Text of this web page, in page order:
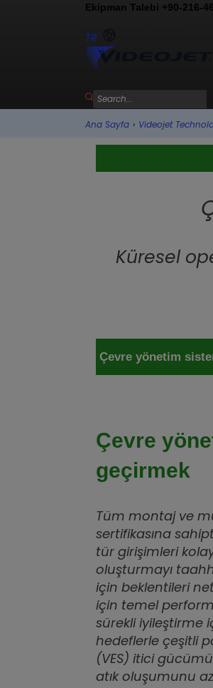
Ekipman Talebi +90-216-
TR
Ana Sayfa › Videojet
Küresel
Çevre yönetim
Çevre
geçirmek
Tüm montaj ve
sertifikasına
tür girişimleri
oluşturmayı
için beklentileri
için temel
sürekli iyileştirme
hedeflerle çeşitli
(VES) itici
atık oluşumunu